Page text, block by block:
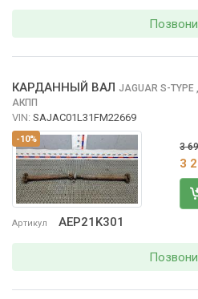
-10%
Артикул AEP21K301
КАРДАННЫЙ ВАЛ JAGUAR S-TYPE
АКПП
VIN: SAJAC01L31FM22669
3
3